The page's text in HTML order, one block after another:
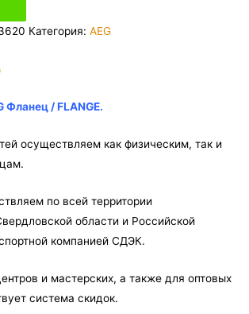
Категория: AEG
Фланец / FLANGE.
осуществляем как физическим, так и
по всей территории
области и Российской
компанией СДЭК.
и мастерских, а также для оптовых
система скидок.